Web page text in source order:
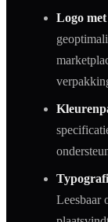
Logo
Leesbaar